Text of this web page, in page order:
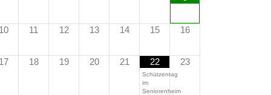
11 12 13 14 15 16
18 19 20 21 22
Schützentag
im
Seniorenheim
23